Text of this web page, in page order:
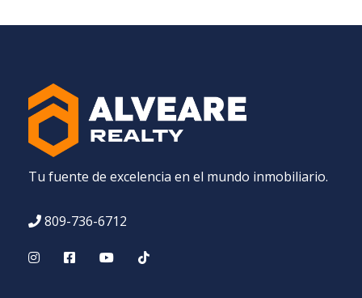
Tu fuente de excelencia en el mundo inmobiliario.
809-736-6712